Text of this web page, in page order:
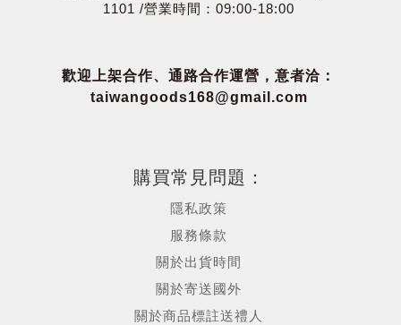
1101 /營業時間：09:00-18:00
歡迎上架合作、通路合作運營，意者洽：
taiwangoods168@gmail.com
購買常見問題：
隱私政策
服務條款
關於出貨時間
關於寄送國外
關於商品標註送禮人